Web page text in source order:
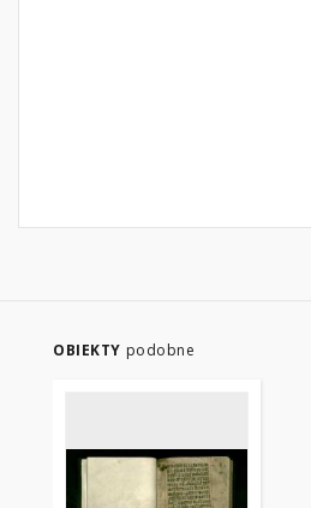
OBIEKTY podobne